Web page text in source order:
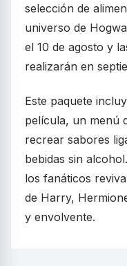
selección de
universo de
el 10 de agosto y
realizarán en
Este paquete
película, un menú
recrear sabores
bebidas sin
los fanáticos
de Harry,
y envolvente.